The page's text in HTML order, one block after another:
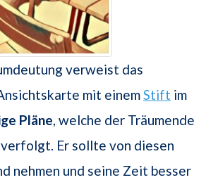
verweist das
mit einemStift im
Pläne, welche der Träumende
Er sollte von diesen
nehmen und seine Zeit besser